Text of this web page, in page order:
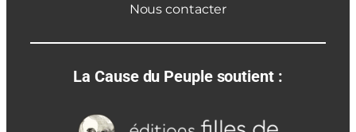
Nous contacter
La Cause du Peuple soutient :